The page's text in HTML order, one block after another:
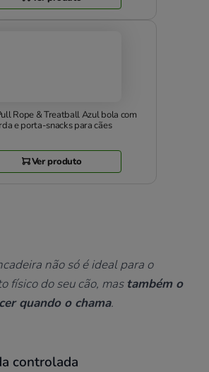
Rope & Treatball Azul bola com
e porta-snacks para cães
Ver produto
não só é ideal para o
físico do seu cão, mas também o
quando o chama.
controlada